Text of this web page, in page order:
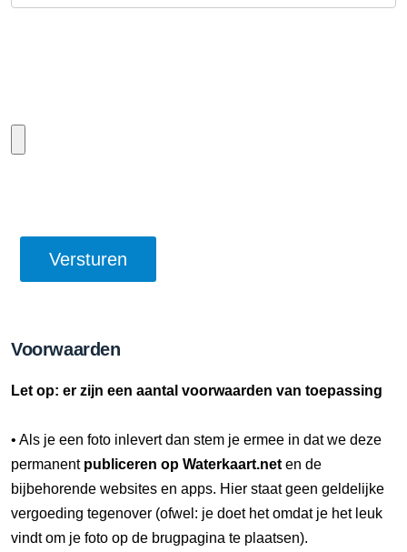
Voorwaarden
Let op: er zijn een aantal voorwaarden van toepassing
• Als je een foto inlevert dan stem je ermee in dat we deze
permanent publiceren op Waterkaart.net en de
bijbehorende websites en apps. Hier staat geen geldelijke
vergoeding tegenover (ofwel: je doet het omdat je het leuk
vindt om je foto op de brugpagina te plaatsen).